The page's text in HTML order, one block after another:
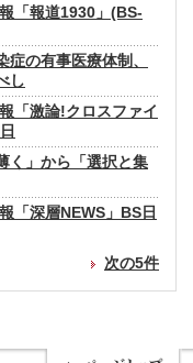
「報道1930」(BS-
症の有事医療体制、
し
「激論!クロスファイ
く」から「選択と集
「深層NEWS」BS日
次の5件